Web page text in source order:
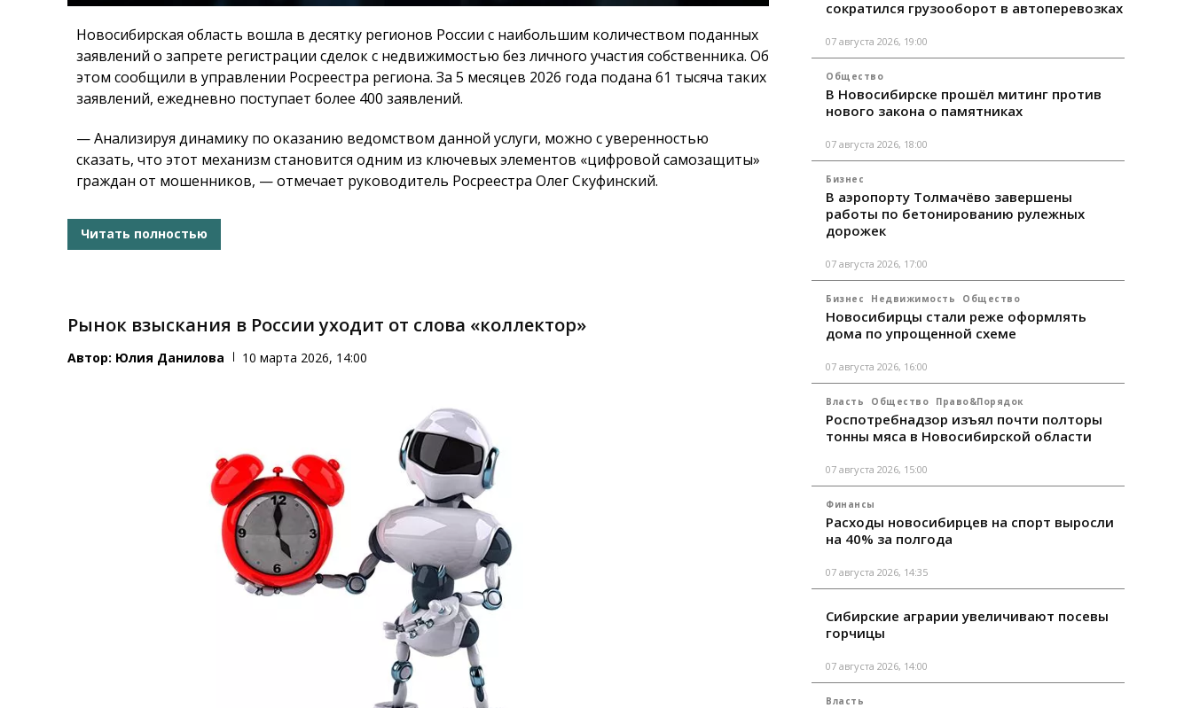
Новосибирская область вошла в десятку регионов России с наибольшим количеством поданных
заявлений о запрете регистрации сделок с недвижимостью без личного участия собственника. Об
этом сообщили в управлении Росреестра региона. За 5 месяцев 2026 года подана 61 тысяча таких
заявлений, ежедневно поступает более 400 заявлений.
— Анализируя динамику по оказанию ведомством данной услуги, можно с уверенностью
сказать, что этот механизм становится одним из ключевых элементов «цифровой самозащиты»
граждан от мошенников, — отмечает руководитель Росреестра Олег Скуфинский.
Читать полностью
Рынок взыскания в России уходит от слова «коллектор»
Автор: Юлия Данилова 10 марта 2026, 14:00
сократился грузооборот в автоперевозках
07 августа 2026, 19:00
Общество
В Новосибирске прошёл митинг против
нового закона о памятниках
07 августа 2026, 18:00
Бизнес
В аэропорту Толмачёво завершены
работы по бетонированию рулежных
дорожек
07 августа 2026, 17:00
Бизнес Недвижимость Общество
Новосибирцы стали реже оформлять
дома по упрощенной схеме
07 августа 2026, 16:00
Власть Общество Право&Порядок
Роспотребнадзор изъял почти полторы
тонны мяса в Новосибирской области
07 августа 2026, 15:00
Финансы
Расходы новосибирцев на спорт выросли
на 40% за полгода
07 августа 2026, 14:35
Сибирские аграрии увеличивают посевы
горчицы
07 августа 2026, 14:00
Власть